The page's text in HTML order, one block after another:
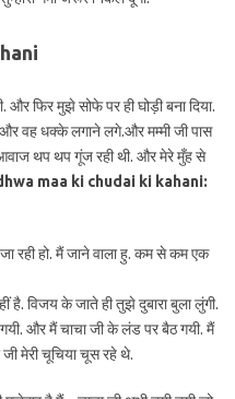
फिर मुझे सोफे पर ही घोड़ी बना दिया.
वह धक्के लगाने लगे.और मम्मी जी पास
थप थप गूंज रही थी. और मेरे मुँह से
maa ki chudai ki kahani:
रही हो. मैं जाने वाला हु. कम से कम एक
है. विजय के जाते ही तुझे दुबारा बुला लुंगी.
और मैं चाचा जी के लंड पर बैठ गयी. मैं
मेरी चूचिया चूस रहे थे.